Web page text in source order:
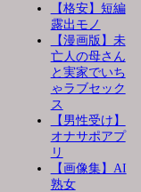
【格安】短編
露出モノ
【漫画版】未
亡人の母さん
と実家でいち
ゃラブセック
ス
【男性受け】
オナサポアプ
リ
【画像集】AI
熟女